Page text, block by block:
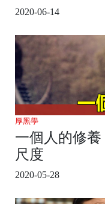
2020-06-14
厚黑學
一個人的修
尺度
2020-05-28